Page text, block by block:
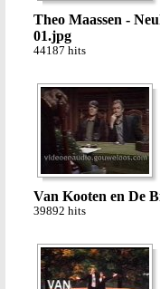
Theo Maassen -
01.jpg
44187 hits
Van Kooten en De
39892 hits